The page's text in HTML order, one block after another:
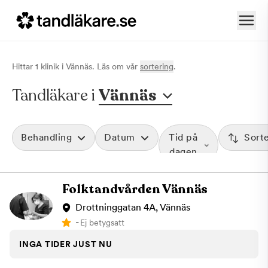
Hittar 1 klinik i Vännäs. Läs om vår sortering.
Tandläkare i Vännäs
Behandling Datum
Tid på
dagen
Folktandvården Vännäs
Drottninggatan 4A, Vännäs
-Ej betygsatt
INGA TIDER JUST NU